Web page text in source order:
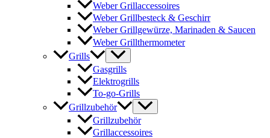
Weber Grillaccessoires
Weber Grillbesteck & Geschirr
Weber Grillgewürze, Marinaden & Saucen
Weber Grillthermometer
Grills
Gasgrills
Elektrogrills
To-go-Grills
Grillzubehör
Grillzubehör
Grillaccessoires